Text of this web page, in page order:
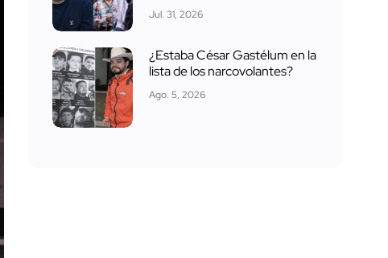
Jul. 31, 2026
¿Estaba César Gastélum en la
lista de los narcovolantes?
Ago. 5, 2026